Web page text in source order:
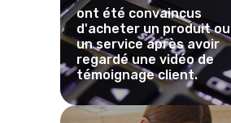
ont été convaincus
d'acheter un produit ou
un service après avoir
regardé une vidéo de
témoignage client.